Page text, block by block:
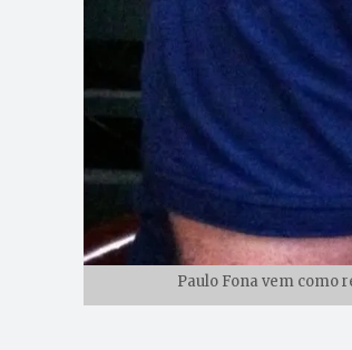
Paulo Fona vem como